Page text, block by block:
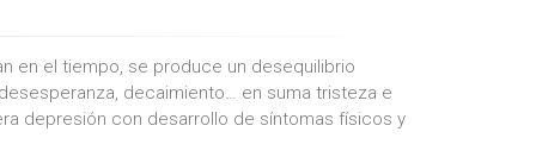
en el tiempo, se produce un desequilibrio
decaimiento… en suma tristeza e
depresión con desarrollo de síntomas físicos y